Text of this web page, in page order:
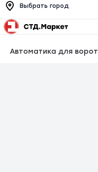
Выбрать город
Автоматика для ворот